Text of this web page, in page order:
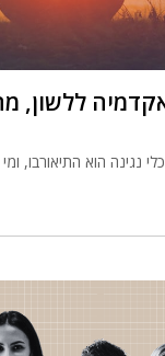
ללשון,
נגינה הוא התיאורבו,